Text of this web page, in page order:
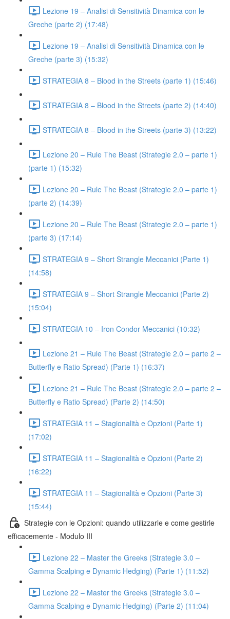
Lezione 19 – Analisi di Sensitività Dinamica con le
Greche (parte 2) (17:48)
Lezione 19 – Analisi di Sensitività Dinamica con le
Greche (parte 3) (15:32)
STRATEGIA 8 – Blood in the Streets (parte 1) (15:46)
STRATEGIA 8 – Blood in the Streets (parte 2) (14:40)
STRATEGIA 8 – Blood in the Streets (parte 3) (13:22)
Lezione 20 – Rule The Beast (Strategie 2.0 – parte 1)
(parte 1) (15:32)
Lezione 20 – Rule The Beast (Strategie 2.0 – parte 1)
(parte 2) (14:39)
Lezione 20 – Rule The Beast (Strategie 2.0 – parte 1)
(parte 3) (17:14)
STRATEGIA 9 – Short Strangle Meccanici (Parte 1)
(14:58)
STRATEGIA 9 – Short Strangle Meccanici (Parte 2)
(15:04)
STRATEGIA 10 – Iron Condor Meccanici (10:32)
Lezione 21 – Rule The Beast (Strategie 2.0 – parte 2 –
Butterfly e Ratio Spread) (Parte 1) (16:37)
Lezione 21 – Rule The Beast (Strategie 2.0 – parte 2 –
Butterfly e Ratio Spread) (Parte 2) (14:50)
STRATEGIA 11 – Stagionalità e Opzioni (Parte 1)
(17:02)
STRATEGIA 11 – Stagionalità e Opzioni (Parte 2)
(16:22)
STRATEGIA 11 – Stagionalità e Opzioni (Parte 3)
(15:44)
Strategie con le Opzioni: quando utilizzarle e come gestirle
efficacemente - Modulo III
Lezione 22 – Master the Greeks (Strategie 3.0 –
Gamma Scalping e Dynamic Hedging) (Parte 1) (11:52)
Lezione 22 – Master the Greeks (Strategie 3.0 –
Gamma Scalping e Dynamic Hedging) (Parte 2) (11:04)